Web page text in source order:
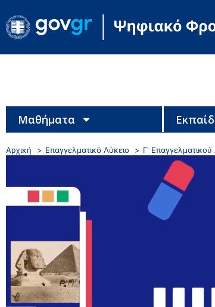
Μαθήματα
Αρχική Επαγγελματικό Λύκειο Γ' Επαγγελματικού